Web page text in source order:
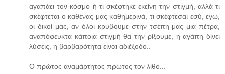
αγαπάει τον κόσμο ή τι σκέφτηκε εκείνη την στιγμή, αλλά τι
σκέφτεται ο καθένας μας καθημερινά, τι σκέφτεσαι εσύ, εγώ,
οι δικοί μας, αν όλοι κρύβουμε στην τσέπη μας μια πέτρα,
αναπόφευκτα κάποια στιγμή θα την ρίξουμε, η αγάπη δίνει
λύσεις, η βαρβαρότητα είναι αδιέξοδο..
Ο πρώτος αναμάρτητος πρώτος τον λίθο...